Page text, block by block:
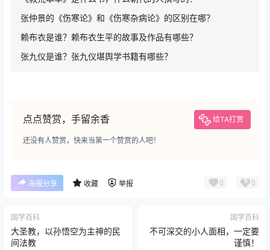
张仲景的《伤寒论》和《伤寒杂病论》的区别在哪？
赖布衣是谁？赖布衣生平的故事及作品有哪些？
张九仪是谁？张九仪堪舆学书籍有哪些？
点点赞赏，手留余香 给TA打赏
还没有人赞赏，快来当第一个赞赏的人吧！
海报分享 收藏 举报 0 0
国学百科
大圣教，以孙悟空为主神的民
间法教
国学百科
不可深交的小人面相，一定要
谨慎！